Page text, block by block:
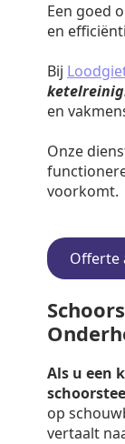
Een goed
en
Bij
en
Onze
voorkomt.
Offerte
Als u een
op
vertaalt